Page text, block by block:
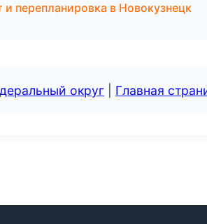
перепланировка в Новокузнецк
округ Главная